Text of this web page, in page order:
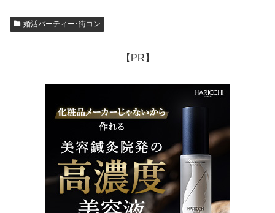
婚活パーティー･街コン
【PR】